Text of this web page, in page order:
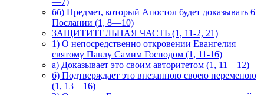
бб) Предмет, который Апостол будет доказывать 6
Послании (1, 8—10)
ЗАЩИТИТЕЛЬНАЯ ЧАСТЬ (1, 11-2, 21)
1) О непосредственно откровении Евангелия
святому Павлу Самим Господом (1, 11-16)
а) Доказывает это своим авторитетом (1, 11—12)
б) Подтверждает это внезапною своею переменою
(1, 13—16)